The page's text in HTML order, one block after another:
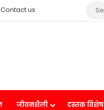
Contact us
जीवनशैली दस्तक विशेष